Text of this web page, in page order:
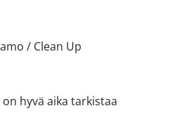
/ Clean Up
on hyvä aika tarkistaa